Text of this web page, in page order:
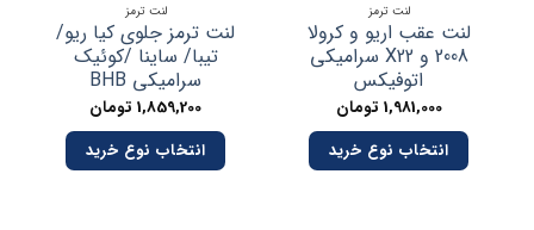
لنت ترمز
لنت عقب اریو و کرولا
2008 و X22 سرامیکی
اتوفیکس
1,981,000تومان
انتخاب نوع خرید
لنت ترمز
لنت ترمز جلوی کیا ریو/
تیبا/ ساینا /کوئیک
سرامیکی BHB
1,859,200تومان
انتخاب نوع خرید